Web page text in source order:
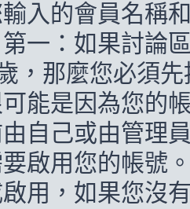
入的會員名稱
一：如果討論
，那麼您必須
能是因為您的
自己或由管理
啟用您的帳號
用，如果您沒